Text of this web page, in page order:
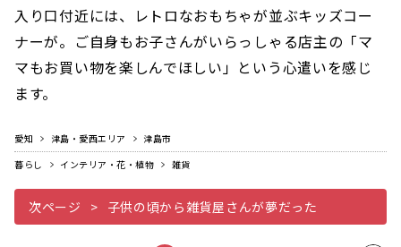
入り口付近には、レトロなおもちゃが並ぶキッズコー
ナーが。ご自身もお子さんがいらっしゃる店主の「マ
マもお買い物を楽しんでほしい」という心遣いを感じ
ます。
愛知 津島・愛西エリア
津島市
暮らし
インテリア・花・植物 雑貨
次ページ 子供の頃から雑貨屋さんが夢だった